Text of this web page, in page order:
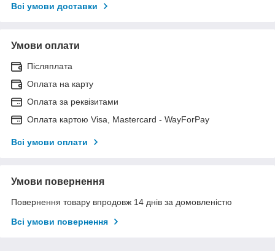
Всі умови доставки
Умови оплати
Післяплата
Оплата на карту
Оплата за реквізитами
Оплата картою Visa, Mastercard - WayForPay
Всі умови оплати
Умови повернення
Повернення товару впродовж 14 днів за домовленістю
Всі умови повернення